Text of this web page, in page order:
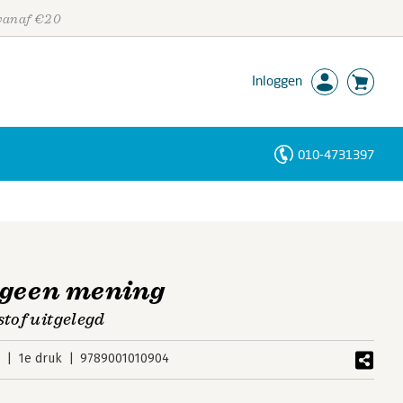
€20
Inloggen
010-4731397
mening
uitgelegd
1e druk 9789001010904
Personen